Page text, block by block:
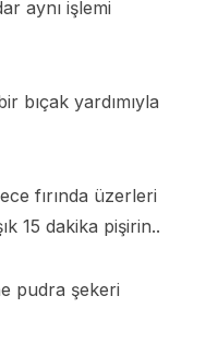
aynı işlemi
bıçak yardımıyla
fırında üzerleri
15 dakika pişirin..
pudra şekeri